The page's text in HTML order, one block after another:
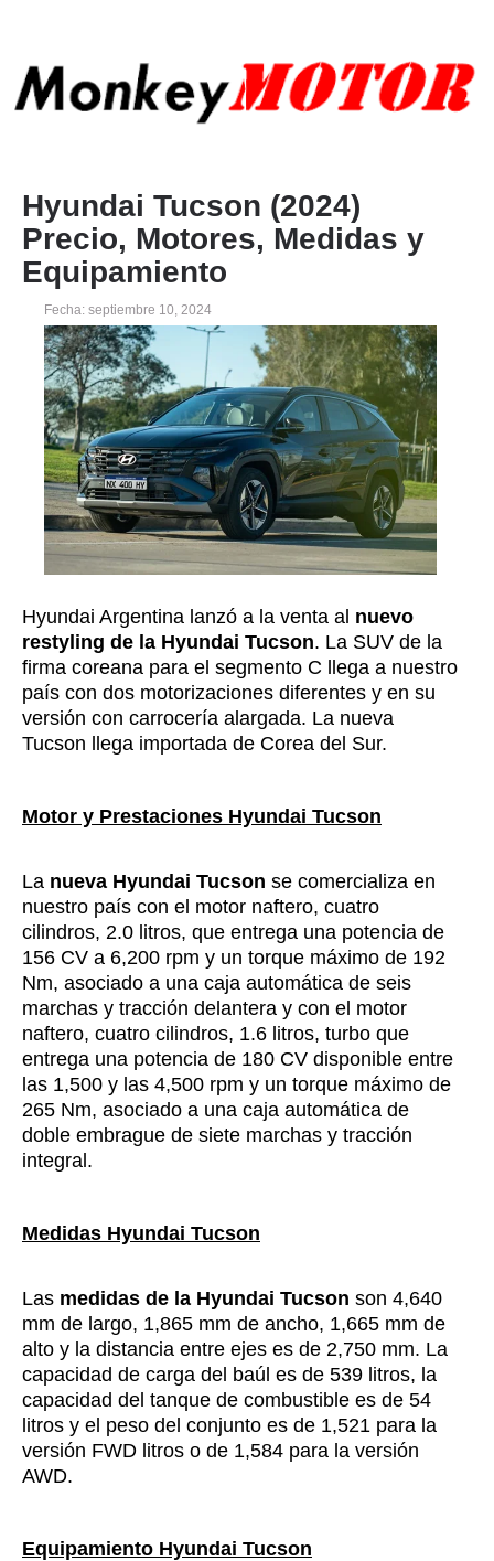
Hyundai Tucson (2024)
Precio, Motores, Medidas y
Equipamiento
Fecha: septiembre 10, 2024
Hyundai Argentina lanzó a la venta al nuevo
restyling de la Hyundai Tucson. La SUV de la
firma coreana para el segmento C llega a nuestro
país con dos motorizaciones diferentes y en su
versión con carrocería alargada. La nueva
Tucson llega importada de Corea del Sur.
Motor y Prestaciones Hyundai Tucson
La nueva Hyundai Tucson se comercializa en
nuestro país con el motor naftero, cuatro
cilindros, 2.0 litros, que entrega una potencia de
156 CV a 6,200 rpm y un torque máximo de 192
Nm, asociado a una caja automática de seis
marchas y tracción delantera y con el motor
naftero, cuatro cilindros, 1.6 litros, turbo que
entrega una potencia de 180 CV disponible entre
las 1,500 y las 4,500 rpm y un torque máximo de
265 Nm, asociado a una caja automática de
doble embrague de siete marchas y tracción
integral.
Medidas Hyundai Tucson
Las medidas de la Hyundai Tucson son 4,640
mm de largo, 1,865 mm de ancho, 1,665 mm de
alto y la distancia entre ejes es de 2,750 mm. La
capacidad de carga del baúl es de 539 litros, la
capacidad del tanque de combustible es de 54
litros y el peso del conjunto es de 1,521 para la
versión FWD litros o de 1,584 para la versión
AWD.
Equipamiento Hyundai Tucson